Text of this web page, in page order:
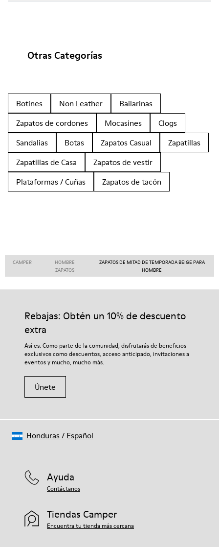
Otras Categorías
Botines Non Leather
Bailarinas
Zapatos de cordones
Mocasines
Clogs
Sandalias
Botas Zapatos Casual
Zapatillas
Zapatillas de Casa
Zapatos de vestir
Plataformas / Cuñas
Zapatos de tacón
CAMPER
HOMBRE
ZAPATOS
ZAPATOS DE MITAD DE TEMPORADA BEIGE PARA
HOMBRE
Rebajas: Obtén un 10% de descuento
extra
Así es. Como parte de la comunidad, disfrutarás de beneficios
exclusivos como descuentos, acceso anticipado, invitaciones a
eventos y mucho, mucho más.
Únete
Ayuda
Contáctanos
Tiendas Camper
Encuentra tu tienda más cercana
Honduras/ Español